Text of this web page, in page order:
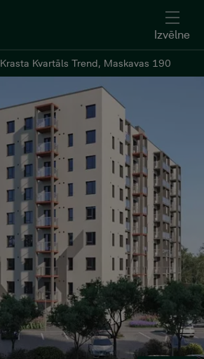
Izvēlne
Krasta Kvartāls Trend, Maskavas 190
Izvēlne
Krasta Kvartāls Trend, Maskavas 190